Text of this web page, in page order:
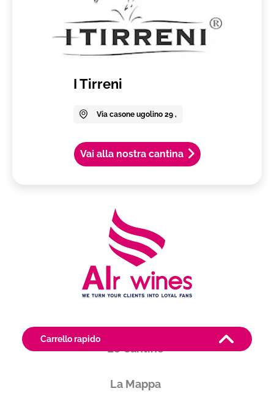
Carrello rapido
I Tirreni
Via casone ugolino 29 ,
Vai alla nostra cantina
Le Cantine
La Mappa